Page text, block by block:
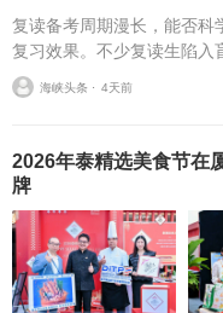
复读备考周期漫长，能否科
复习效果。不少复读生陷入
实现稳步进步。学会规划时
规划，应当区分课堂学...
海峡头条 ⋅ 4天前
2026年泰精选美食节在
牌